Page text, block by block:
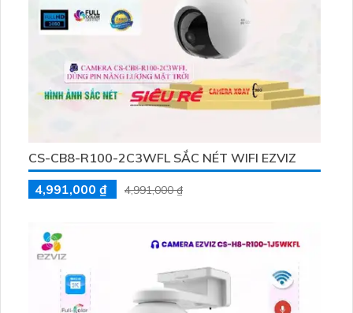
CS-CB8-R100-2C3WFL SẮC NÉT WIFI EZVIZ
4,991,000 ₫
4,991,000 ₫